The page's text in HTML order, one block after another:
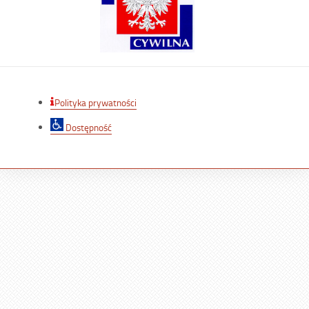
Polityka prywatności
Dostępność